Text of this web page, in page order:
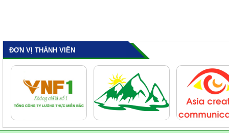
ĐƠN VỊ THÀNH VIÊN